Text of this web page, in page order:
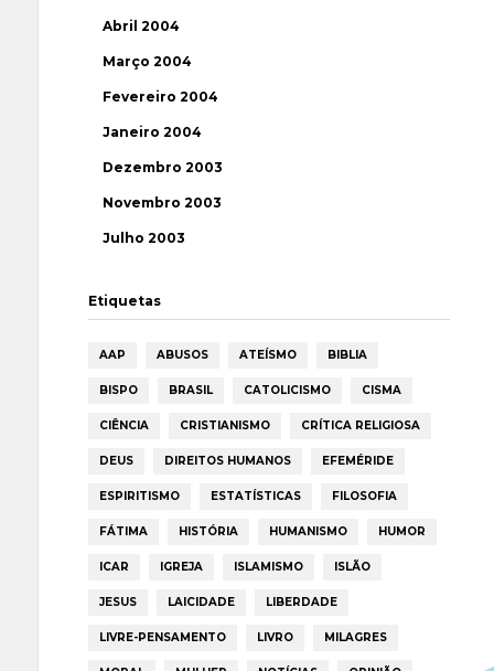
Abril 2004
Março 2004
Fevereiro 2004
Janeiro 2004
Dezembro 2003
Novembro 2003
Julho 2003
Etiquetas
AAP ABUSOS ATEÍSMO BIBLIA
BISPO BRASIL CATOLICISMO CISMA
CIÊNCIA CRISTIANISMO CRÍTICA RELIGIOSA
DEUS DIREITOS HUMANOS EFEMÉRIDE
ESPIRITISMO ESTATÍSTICAS FILOSOFIA
FÁTIMA HISTÓRIA HUMANISMO HUMOR
ICAR IGREJA ISLAMISMO ISLÃO
JESUS LAICIDADE LIBERDADE
LIVRE-PENSAMENTO LIVRO MILAGRES